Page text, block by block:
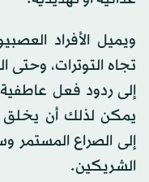
ويميل الأفراد
تجاه التوترات،
إلى ردود فعل
يمكن لذلك أن يخلق
إلى الصراع المستمر
الشريكين.